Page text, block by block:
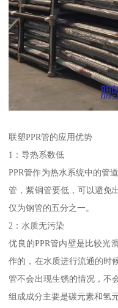
联塑PPR管的应用优势
1：导热系数低
PPR管作为热水系统中的管
管，紫铜管要低，可以避免
仅为钢管的五分之一。
2：水质无污染
优良的PPR管内壁是比较光
作的，在水质进行流通的时
管不会出现生锈的情况，不
组成成分主要是碳元素和氢